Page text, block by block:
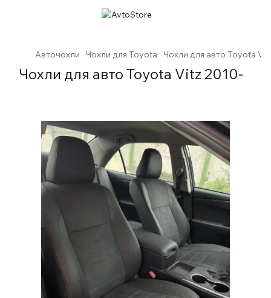
Авточохли Чохли для Toyota Чохли для авто Toyota
Чохли для авто Toyota Vitz 2010-